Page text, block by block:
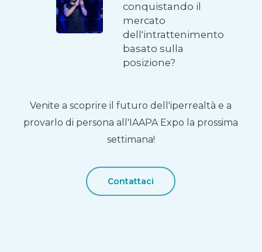
conquistando il
mercato
dell'intrattenimento
basato sulla
posizione?
Venite a scoprire il futuro dell'iperrealtà e a
provarlo di persona all'IAAPA Expo la prossima
settimana!
Contattaci